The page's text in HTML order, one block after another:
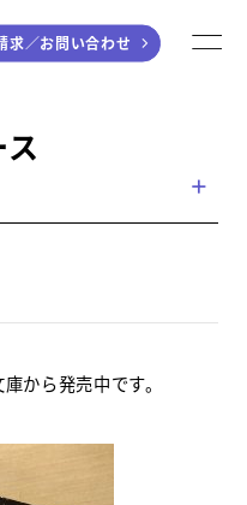
音楽（作詞・作曲）
求／お問い合わせ
から発売中です。